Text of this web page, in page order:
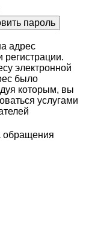
адрес
электронной
было
которым, вы
услугами
обращения